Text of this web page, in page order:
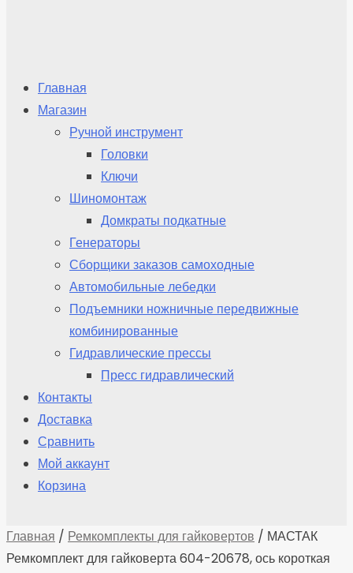
Главная
Магазин
Ручной инструмент
Головки
Ключи
Шиномонтаж
Домкраты подкатные
Генераторы
Сборщики заказов самоходные
Автомобильные лебедки
Подъемники ножничные передвижные
комбинированные
Гидравлические прессы
Пресс гидравлический
Контакты
Доставка
Сравнить
Мой аккаунт
Корзина
Главная / Ремкомплекты для гайковертов / МАСТАК
Ремкомплект для гайковерта 604-20678, ось короткая